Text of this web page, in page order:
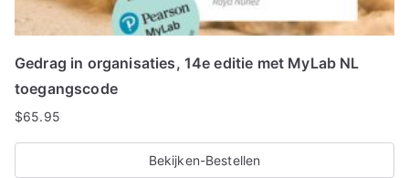
Gedrag in organisaties, 14e editie met MyLab NL
toegangscode
$65.95
Bekijken-Bestellen